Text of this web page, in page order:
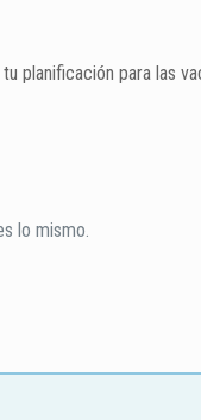
planificación para las
lo mismo.